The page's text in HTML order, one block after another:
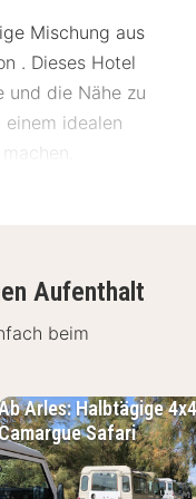
Mischung aus
. Dieses Hotel
und die Nähe zu
idealen
genießen
sind
bietet zahlreiche
sind bequem zu
ebenfalls zur
Aufenthalt
beim
Arles: Halbtägige 4x4
Safari